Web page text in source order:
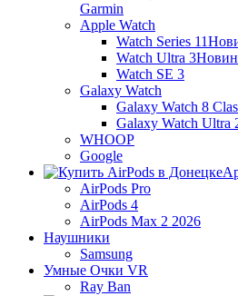
Garmin
Apple Watch
Watch Series 11
Watch Ultra 3
Watch SE 3
Galaxy Watch
Galaxy Watch 8
Galaxy Watch Ultra
WHOOP
Google
AirPods Pro
AirPods 4
AirPods Max 2 2026
Наушники
Samsung
Умные Очки VR
Ray Ban